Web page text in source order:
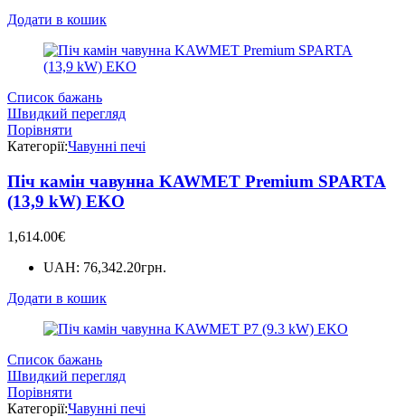
Додати в кошик
Список бажань
Швидкий перегляд
Порівняти
Категорії:Чавунні печі
Піч камін чавунна KAWMET Premium SPARTA
(13,9 kW) EKO
1,614.00€
UAH: 76,342.20грн.
Додати в кошик
Список бажань
Швидкий перегляд
Порівняти
Категорії:Чавунні печі